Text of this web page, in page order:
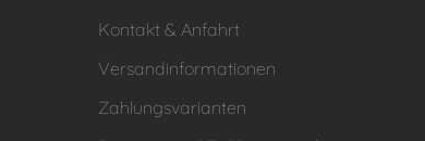
Kontakt & Anfahrt
Versandinformationen
Zahlungsvarianten